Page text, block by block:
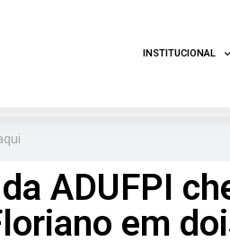
INSTITUCIONAL
ADUFPI
em